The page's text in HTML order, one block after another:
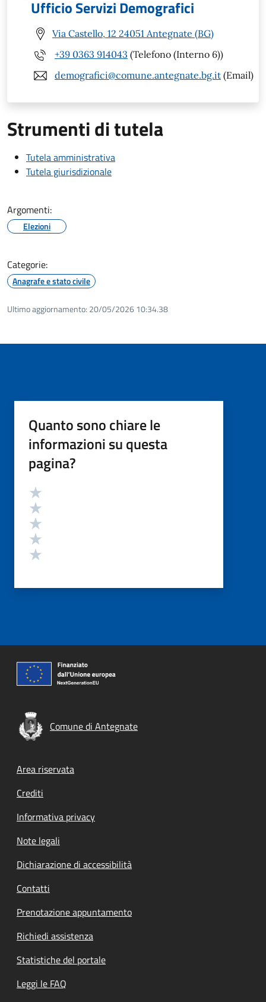
Ufficio Servizi Demografici
Via Castello, 12 24051 Antegnate (BG)
+39 0363 914043 (Telefono (Interno 6))
demografici@comune.antegnate.bg.it (Email)
Strumenti di tutela
Tutela amministrativa
Tutela giurisdizionale
Argomenti:
Elezioni
Categorie:
Anagrafe e stato civile
Ultimo aggiornamento: 20/05/2026 10:34.38
Quanto sono chiare le
informazioni su questa
pagina?
Valutazione
Comune di Antegnate
Footer menu
Area riservata
Crediti
Informativa privacy
Note legali
Dichiarazione di accessibilità
Contatti
Prenotazione appuntamento
Richiedi assistenza
Statistiche del portale
Leggi le FAQ